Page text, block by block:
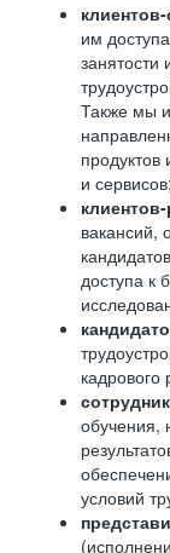
им
занятости
Также мы
продуктов
и сервисов;
вакансий,
доступа к
кадрового
обучения,
условий